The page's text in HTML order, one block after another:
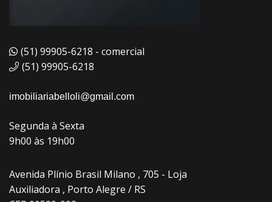
(51) 99905-6218 - comercial
(51) 99905-6218
imobiliariabelloli@gmail.com
Segunda à Sexta
9h00 às 19h00
Avenida Plínio Brasil Milano , 705 - Loja
Auxiliadora , Porto Alegre / RS